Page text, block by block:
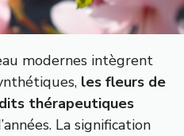
modernes intègrent
les fleurs de
thérapeutiques
La signification